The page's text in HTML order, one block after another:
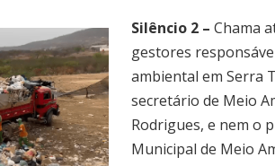
Silêncio 2 – Chama
gestores
ambiental em Serra
secretário de Meio
Rodrigues, e nem o
Municipal de Meio